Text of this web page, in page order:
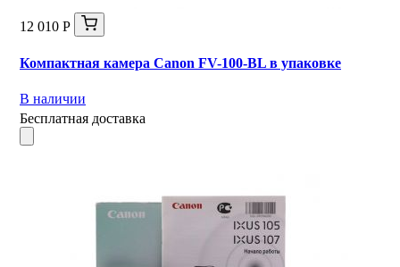
12 010 Р
Компактная камера Canon FV-100-BL в упаковке
В наличии
Бесплатная доставка